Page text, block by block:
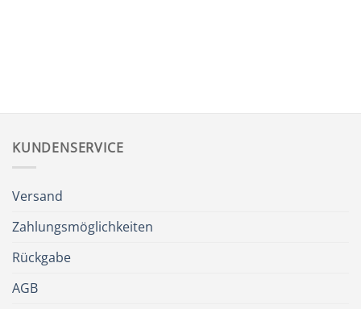
KUNDENSERVICE
Versand
Zahlungsmöglichkeiten
Rückgabe
AGB